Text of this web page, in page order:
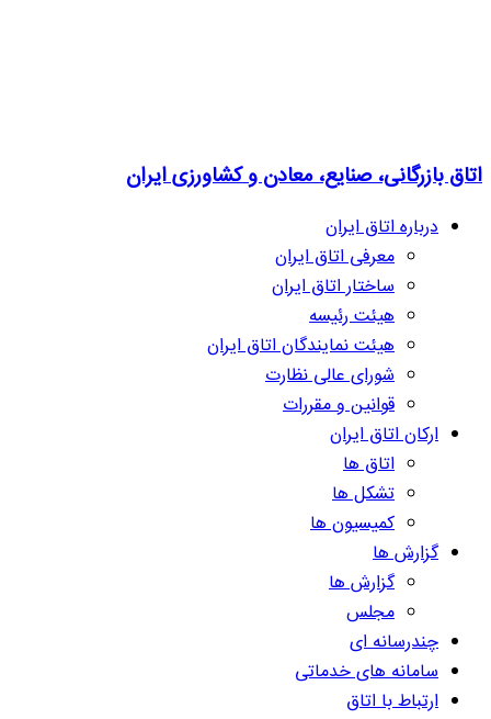
اتاق بازرگانی، صنایع، معادن و کشاورزی ایران
درباره اتاق ایران
معرفی اتاق ایران
ساختار اتاق ایران
هیئت رئیسه
هیئت نمایندگان اتاق ایران
شورای عالی نظارت
قوانین و مقررات
ارکان اتاق ایران
اتاق ها
تشکل ها
کمیسیون ها
گزارش ها
گزارش ها
مجلس
چندرسانه ای
سامانه های خدماتی
ارتباط با اتاق